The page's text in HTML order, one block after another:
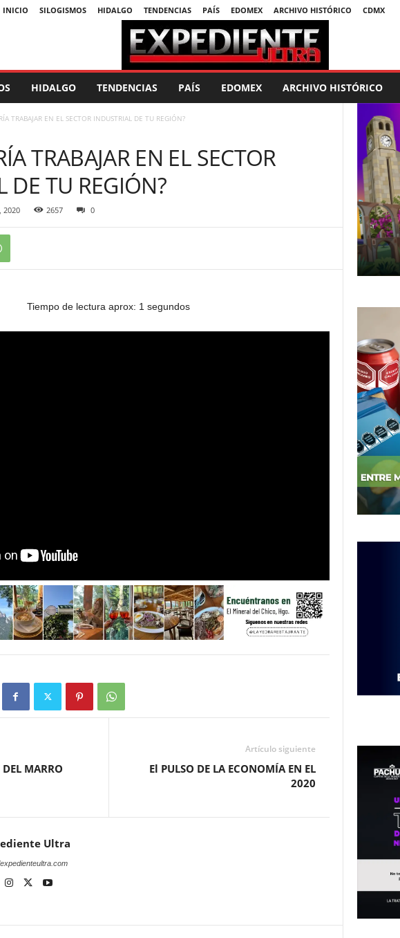
INICIO SILOGISMOS HIDALGO TENDENCIAS PAÍS EDOMEX ARCHIVO HISTÓRICO CDMX
HIDALGO TENDENCIAS PAÍS EDOMEX ARCHIVO HISTÓRICO
TRABAJAR EN EL SECTOR INDUSTRIAL DE TU REGIÓN?
TRABAJAR EN EL SECTOR
DE TU REGIÓN?
2020 2657 0
Tiempo de lectura aprox: 1 segundos
MARRO
Artículo siguiente
El PULSO DE LA ECONOMÍA EN EL
2020
Ultra